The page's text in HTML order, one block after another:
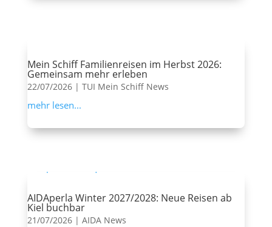
Mein Schiff Familienreisen im Herbst 2026:
Gemeinsam mehr erleben
22/07/2026| TUI Mein Schiff News
mehr lesen...
AIDAperla Winter 2027/2028: Neue Reisen ab
Kiel buchbar
21/07/2026| AIDA News